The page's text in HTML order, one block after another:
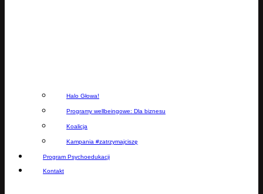
Halo Głowa!
Programy wellbeingowe: Dla biznesu
Koalicja
Kampania #zatrzymajciszę
Program Psychoedukacji
Kontakt